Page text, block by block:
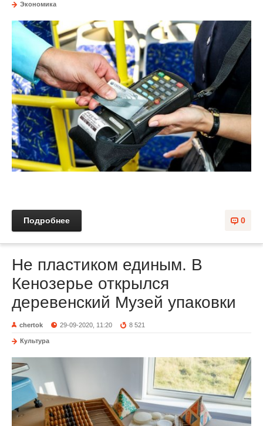
Экономика
0
Подробнее
Не пластиком единым. В
Кенозерье открылся
деревенский Музей упаковки
chertok 29-09-2020, 11:20 8 521
Культура